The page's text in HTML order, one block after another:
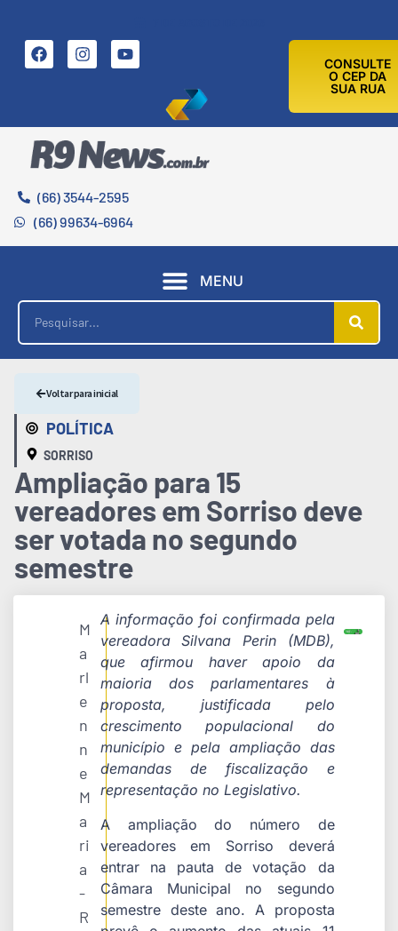
CONSULTE
O CEP DA
SUA RUA
(66) 3544-2595
(66) 99634-6964
MENU
POLÍTICA
SORRISO
Voltar para inicial
Ampliação para 15
vereadores em Sorriso deve
ser votada no segundo
semestre
M
a
rl
e
n
n
e
M
a
ri
a
-
R
A informação foi confirmada pela
vereadora Silvana Perin (MDB),
que afirmou haver apoio da
maioria dos parlamentares à
proposta, justificada pelo
crescimento populacional do
município e pela ampliação das
demandas de fiscalização e
representação no Legislativo.
A ampliação do número de
vereadores em Sorriso deverá
entrar na pauta de votação da
Câmara Municipal no segundo
semestre deste ano. A proposta